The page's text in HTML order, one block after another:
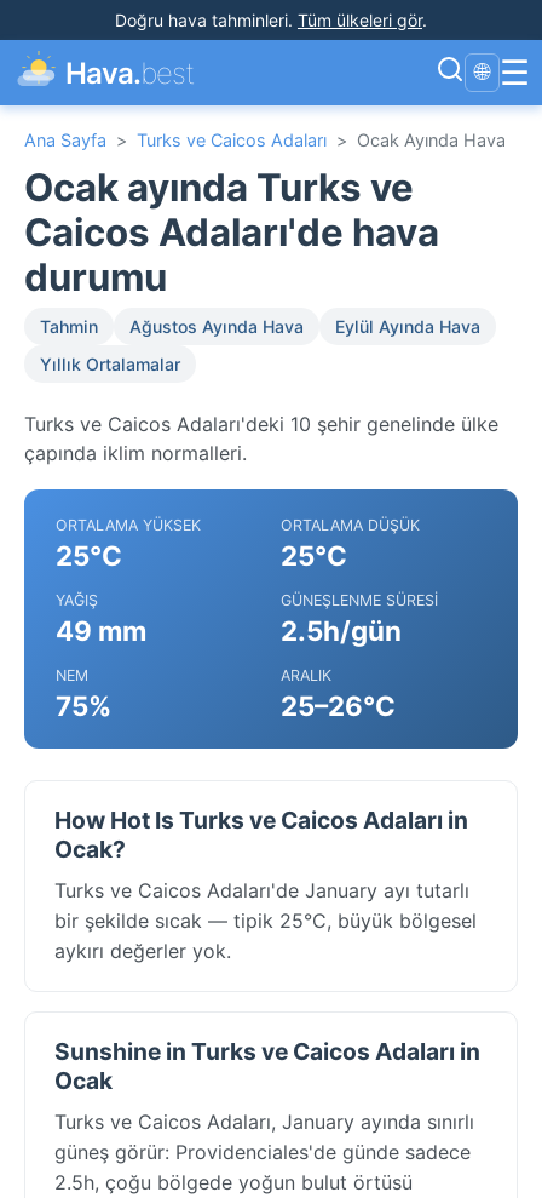
Doğru hava tahminleri. Tüm ülkeleri gör.
Hava.best 🌐 ☰
Ana Sayfa > Turks ve Caicos Adaları > Ocak Ayında Hava
Ocak ayında Turks ve
Caicos Adaları'de hava
durumu
Tahmin Ağustos Ayında Hava
Eylül Ayında Hava
Yıllık Ortalamalar
Turks ve Caicos Adaları'deki 10 şehir genelinde ülke
çapında iklim normalleri.
ORTALAMA YÜKSEK
25°C
ORTALAMA DÜŞÜK
25°C
YAĞIŞ
49 mm
GÜNEŞLENME SÜRESI
2.5h/gün
NEM
75%
ARALIK
25–26°C
How Hot Is Turks ve Caicos Adaları in
Ocak?
Turks ve Caicos Adaları'de January ayı tutarlı
bir şekilde sıcak — tipik 25°C, büyük bölgesel
aykırı değerler yok.
Sunshine in Turks ve Caicos Adaları in
Ocak
Turks ve Caicos Adaları, January ayında sınırlı
güneş görür: Providenciales'de günde sadece
2.5h, çoğu bölgede yoğun bulut örtüsü